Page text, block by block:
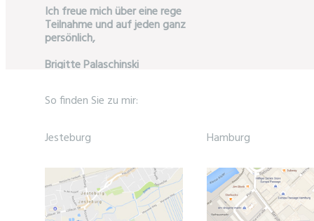
Ich freue mich über eine rege
Teilnahme und auf jeden ganz
persönlich,
Brigitte Palaschinski
Nähere Informationen:
→ Rauhnächte_2025_26.pdf
So finden Sie zu mir:
Jesteburg Hamburg